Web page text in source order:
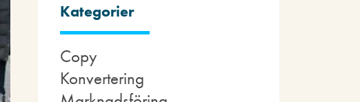
Kategorier
Copy
Konvertering